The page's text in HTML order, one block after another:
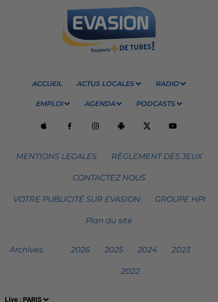
Live : PARIS
ACCUEIL ACTUS LOCALES RADIO
EMPLOI AGENDA PODCASTS
MENTIONS LEGALES RÈGLEMENT DES JEUX
CONTACTEZ NOUS
VOTRE PUBLICITÉ SUR EVASION GROUPE HPI
Plan du site
Archives 2026 2025 2024 2023
2022